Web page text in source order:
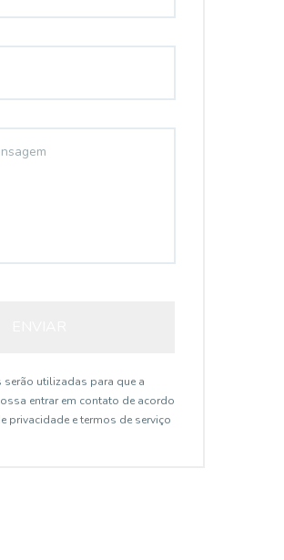
utilizadas para que a
entrar em contato de acordo
privacidade e termos de serviço